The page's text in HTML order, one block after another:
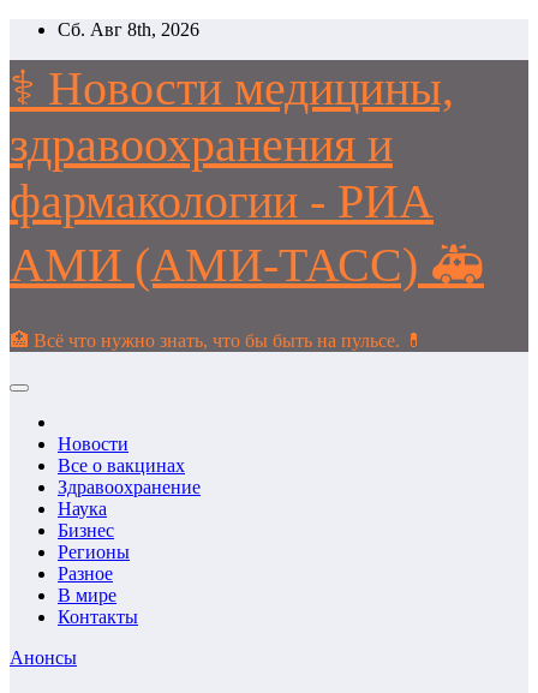
Перейти
содержимому
Сб. Авг 8th, 2026
⚕️ Новости медицины,
здравоохранения и
фармакологии - РИА
АМИ (АМИ-ТАСС) 🚑
🏥 Всё что нужно знать, что бы быть на пульсе. 💊
Новости
Все о вакцинах
Здравоохранение
Наука
Бизнес
Регионы
Разное
В мире
Контакты
Анонсы